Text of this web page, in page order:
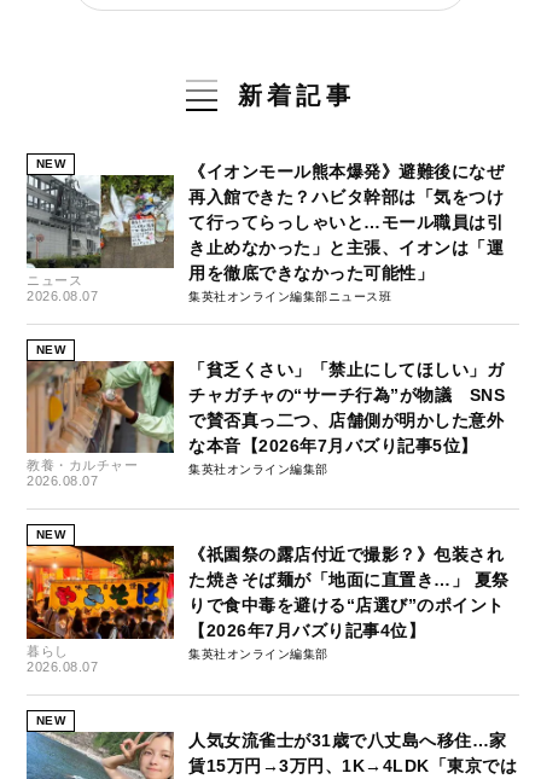
新着記事
NEW
ニュース
2026.08.07
《イオンモール熊本爆発》避難後になぜ
再入館できた？ハビタ幹部は「気をつけ
て行ってらっしゃいと…モール職員は引
き止めなかった」と主張、イオンは「運
用を徹底できなかった可能性」
集英社オンライン編集部ニュース班
NEW
教養・カルチャー
2026.08.07
「貧乏くさい」「禁止にしてほしい」ガ
チャガチャの“サーチ行為”が物議 SNS
で賛否真っ二つ、店舗側が明かした意外
な本音【2026年7月バズり記事5位】
集英社オンライン編集部
NEW
暮らし
2026.08.07
《祇園祭の露店付近で撮影？》包装され
た焼きそば麺が「地面に直置き…」 夏祭
りで食中毒を避ける“店選び”のポイント
【2026年7月バズり記事4位】
集英社オンライン編集部
NEW
人気女流雀士が31歳で八丈島へ移住…家
賃15万円→3万円、1K→4LDK「東京では